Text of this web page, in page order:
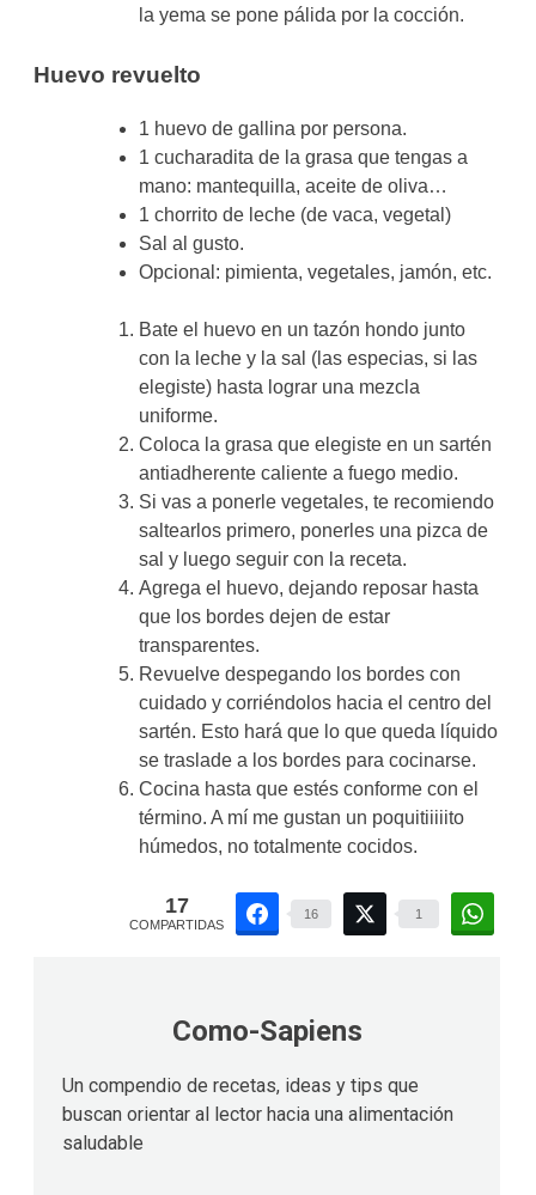
la yema se pone pálida por la cocción.
Huevo revuelto
1 huevo de gallina por persona.
1 cucharadita de la grasa que tengas a
mano: mantequilla, aceite de oliva…
1 chorrito de leche (de vaca, vegetal)
Sal al gusto.
Opcional: pimienta, vegetales, jamón, etc.
Bate el huevo en un tazón hondo junto
con la leche y la sal (las especias, si las
elegiste) hasta lograr una mezcla
uniforme.
Coloca la grasa que elegiste en un sartén
antiadherente caliente a fuego medio.
Si vas a ponerle vegetales, te recomiendo
saltearlos primero, ponerles una pizca de
sal y luego seguir con la receta.
Agrega el huevo, dejando reposar hasta
que los bordes dejen de estar
transparentes.
Revuelve despegando los bordes con
cuidado y corriéndolos hacia el centro del
sartén. Esto hará que lo que queda líquido
se traslade a los bordes para cocinarse.
Cocina hasta que estés conforme con el
término. A mí me gustan un poquitiiiiito
húmedos, no totalmente cocidos.
17
COMPARTIDAS
16 1
Como-Sapiens
Un compendio de recetas, ideas y tips que
buscan orientar al lector hacia una alimentación
saludable